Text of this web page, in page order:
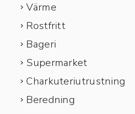
Värme
Rostfritt
Bageri
Supermarket
Charkuteriutrustning
Beredning